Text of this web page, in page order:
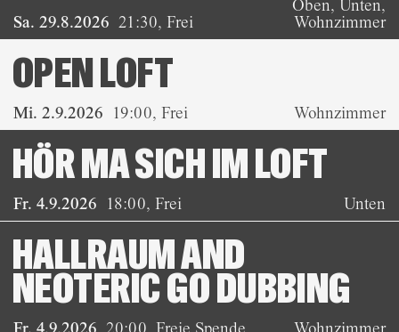
Sa. 29.8.2026 21:30,Frei
Oben, Unten,
Wohnzimmer
Mi. 2.9.2026 19:00,Frei
OPEN LOFT
Wohnzimmer
Fr. 4.9.2026 18:00,Frei
HÖR MA SICH IM LOFT
Unten
Fr. 4.9.2026 20:00,Freie Spende
HALLRAUM AND
NEOTERIC GO DUBBING
Wohnzimmer